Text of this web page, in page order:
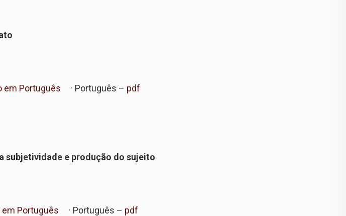
em Português · Português – pdf
subjetividade e produção do sujeito
Português · Português – pdf